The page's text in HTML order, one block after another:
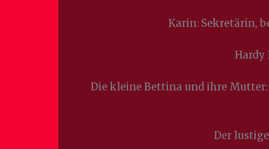
Karin: Sekretärin,
Hardy
Die kleine Bettina und ihre
Der